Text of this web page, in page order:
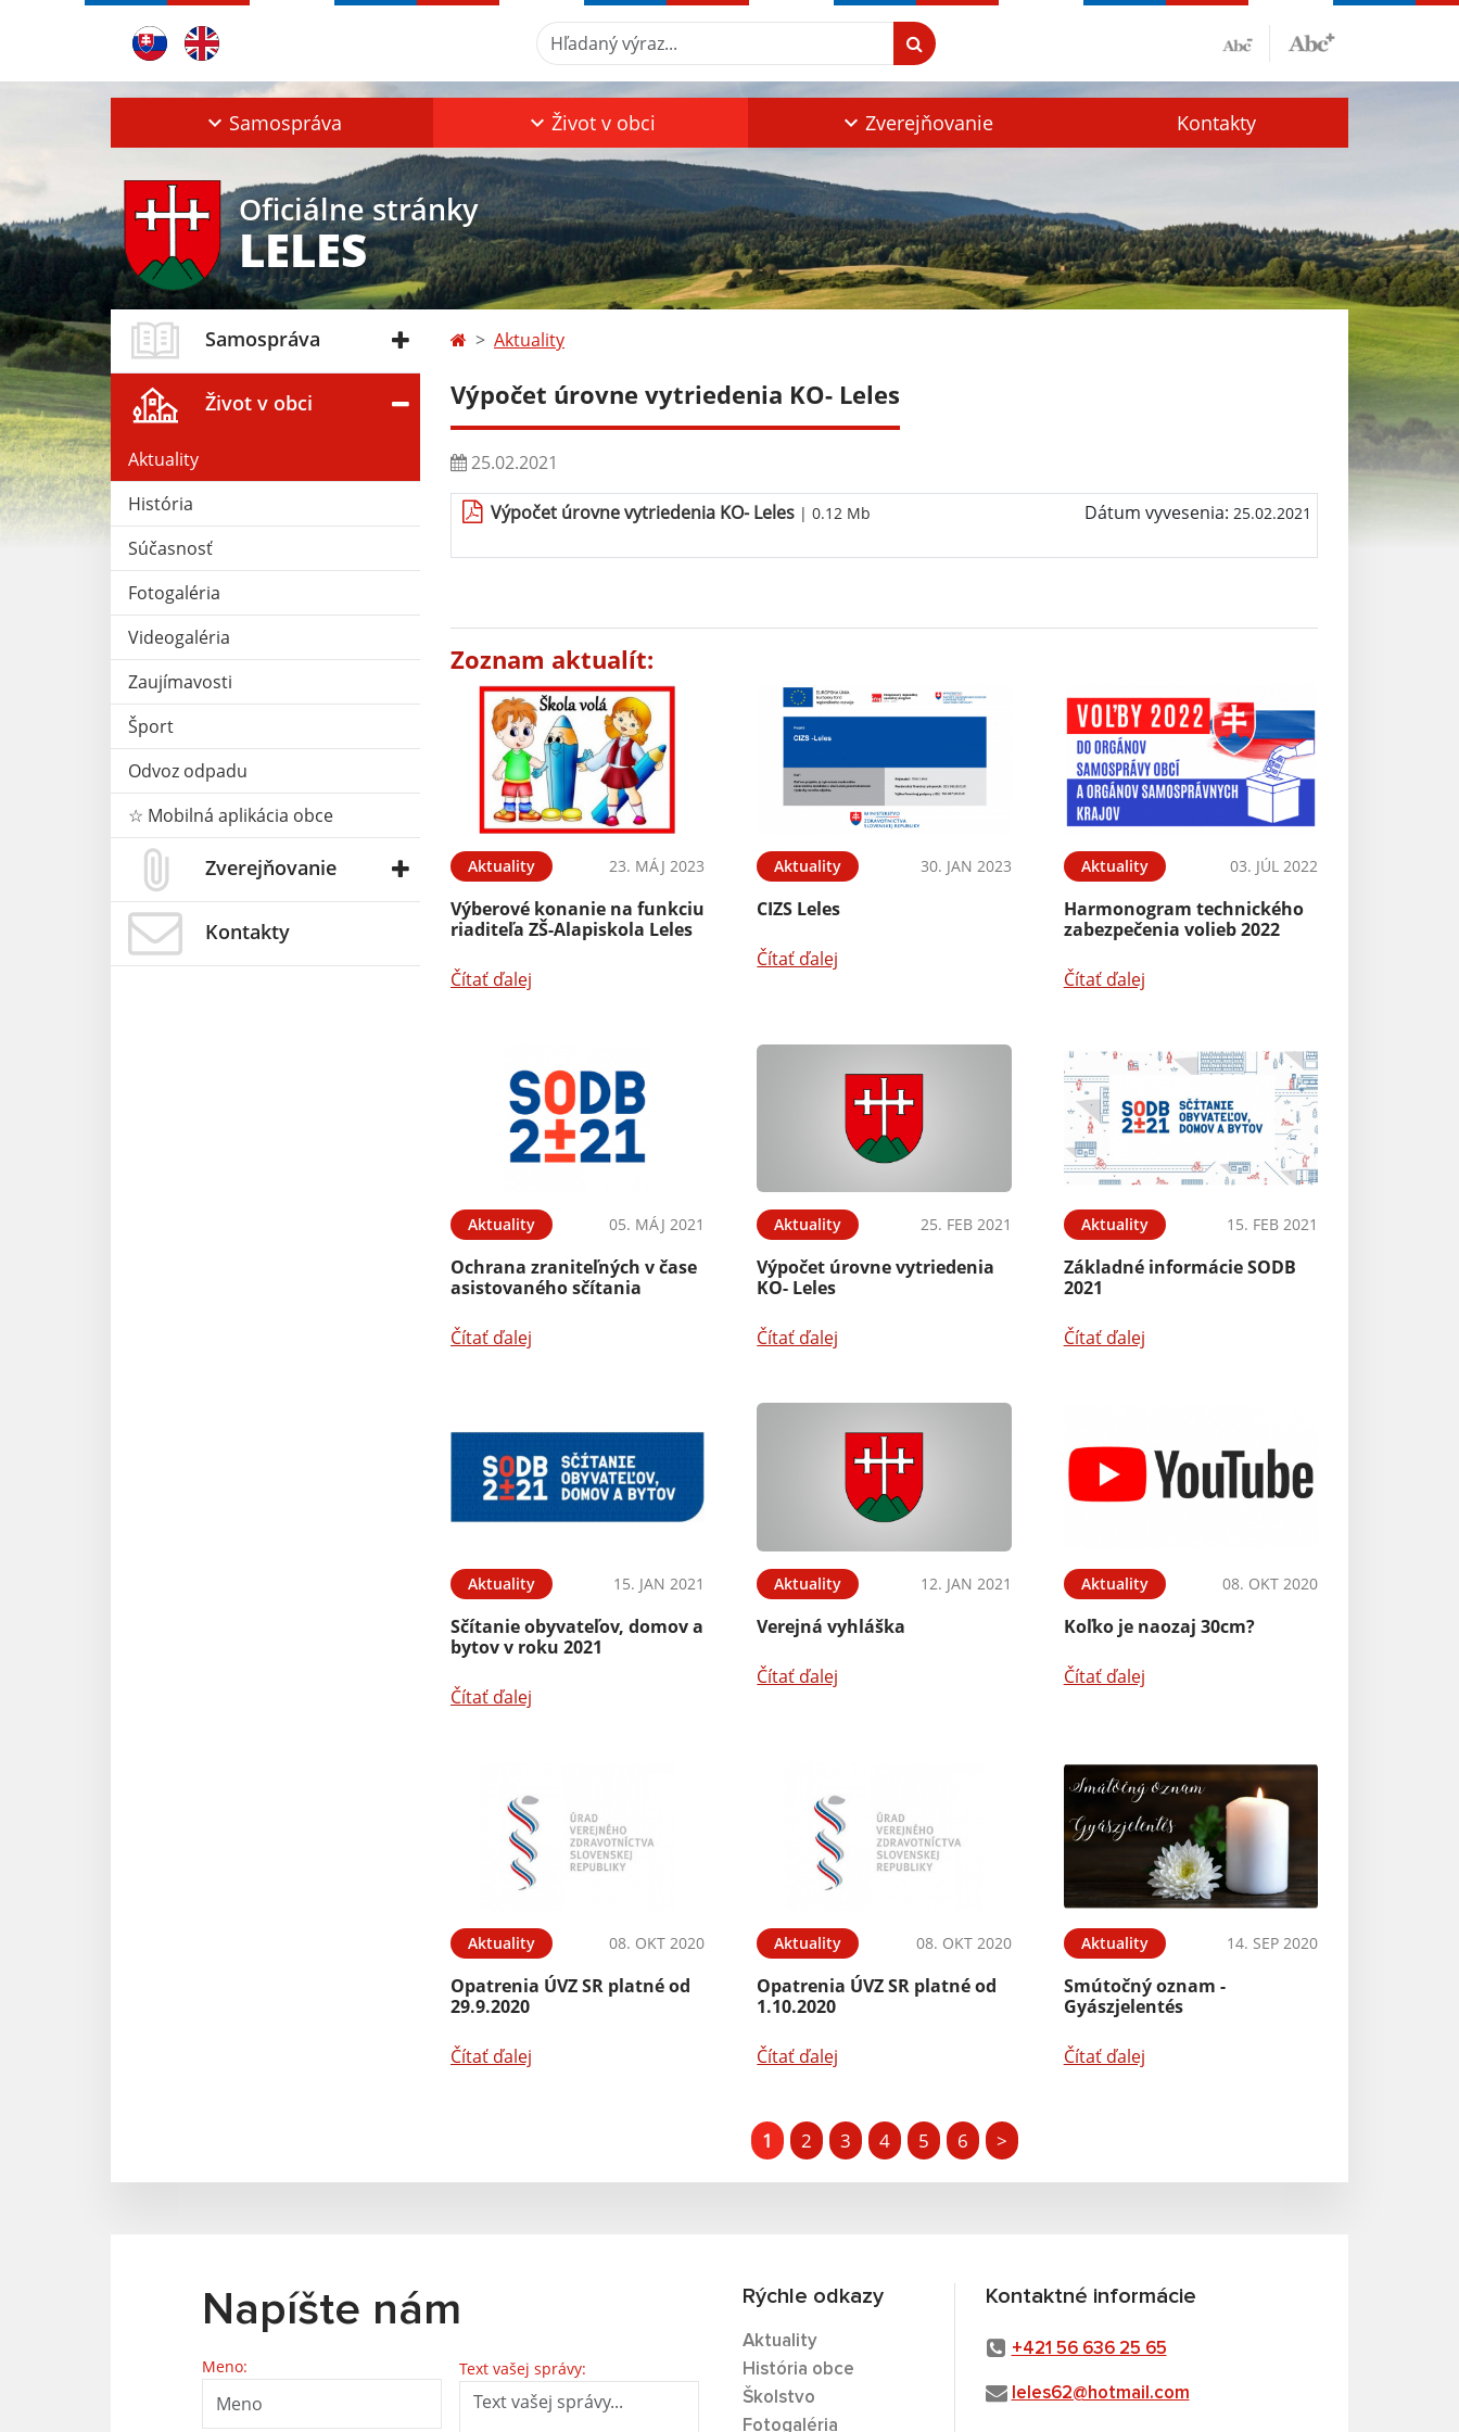
Hľadaný výraz...
Samospráva Život v obci Zverejňovanie Kontakty
Oficiálne stránky
LELES
Samospráva
Život v obci
Aktuality
História
Súčasnosť
Fotogaléria
Videogaléria
Zaujímavosti
Šport
Odvoz odpadu
☆ Mobilná aplikácia obce
Zverejňovanie
Kontakty
Aktuality
Výpočet úrovne vytriedenia KO- Leles
25.02.2021
Výpočet úrovne vytriedenia KO- Leles | 0.12 Mb Dátum vyvesenia: 25.02.2021
Zoznam aktualít:
Aktuality 23. MÁJ 2023
Výberové konanie na funkciu
riaditeľa ZŠ-Alapiskola Leles
Čítať ďalej
Aktuality 30. JAN 2023
CIZS Leles
Čítať ďalej
Aktuality 03. JÚL 2022
Harmonogram technického
zabezpečenia volieb 2022
Čítať ďalej
Aktuality 05. MÁJ 2021
Ochrana zraniteľných v čase
asistovaného sčítania
Čítať ďalej
Aktuality 25. FEB 2021
Výpočet úrovne vytriedenia
KO- Leles
Čítať ďalej
Aktuality 15. FEB 2021
Základné informácie SODB
2021
Čítať ďalej
Aktuality 15. JAN 2021
Sčítanie obyvateľov, domov a
bytov v roku 2021
Čítať ďalej
Aktuality 12. JAN 2021
Verejná vyhláška
Čítať ďalej
Aktuality 08. OKT 2020
Koľko je naozaj 30cm?
Čítať ďalej
Aktuality 08. OKT 2020
Opatrenia ÚVZ SR platné od
29.9.2020
Čítať ďalej
Aktuality 08. OKT 2020
Opatrenia ÚVZ SR platné od
1.10.2020
Čítať ďalej
Aktuality 14. SEP 2020
Smútočný oznam -
Gyászjelentés
Čítať ďalej
1 2 3 4 5 6 >
Napíšte nám
Meno: Text vašej správy:
Rýchle odkazy
Aktuality
História obce
Školstvo
Fotogaléria
Kontaktné informácie
+421 56 636 25 65
leles62@hotmail.com